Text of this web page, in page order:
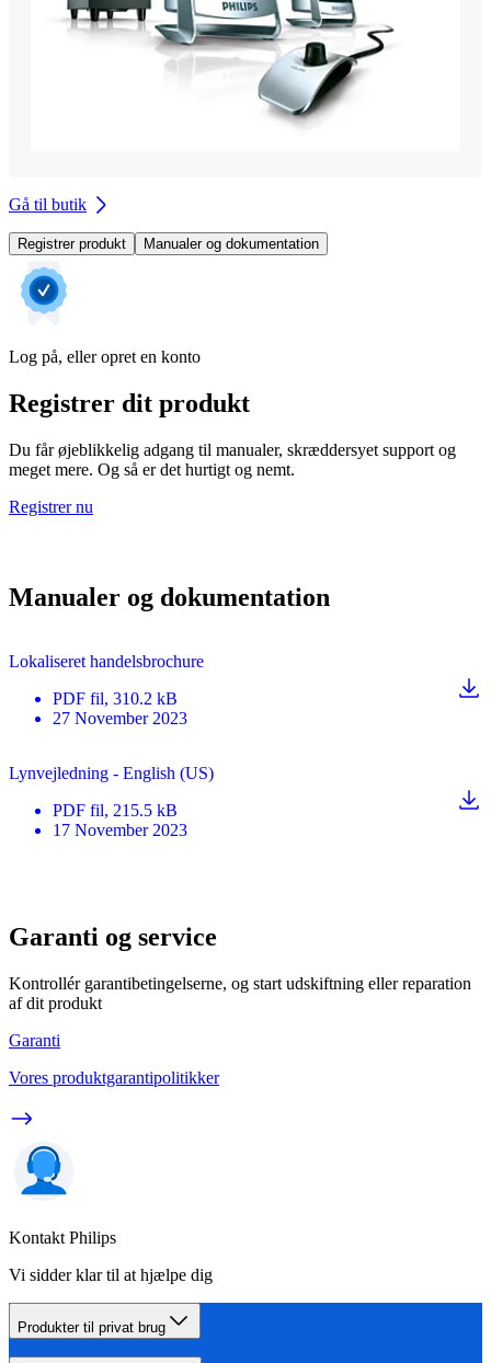
Gå til butik
Registrer produkt Manualer og dokumentation
Log på, eller opret en konto
Registrer dit produkt
Du får øjeblikkelig adgang til manualer, skræddersyet support og
meget mere. Og så er det hurtigt og nemt.
Registrer nu
Manualer og dokumentation
Lokaliseret handelsbrochure
PDF fil, 310.2 kB
27 November 2023
Lynvejledning - English (US)
PDF fil, 215.5 kB
17 November 2023
Garanti og service
Kontrollér garantibetingelserne, og start udskiftning eller reparation
af dit produkt
Garanti
Vores produktgarantipolitikker
Kontakt Philips
Vi sidder klar til at hjælpe dig
Produkter til privat brug